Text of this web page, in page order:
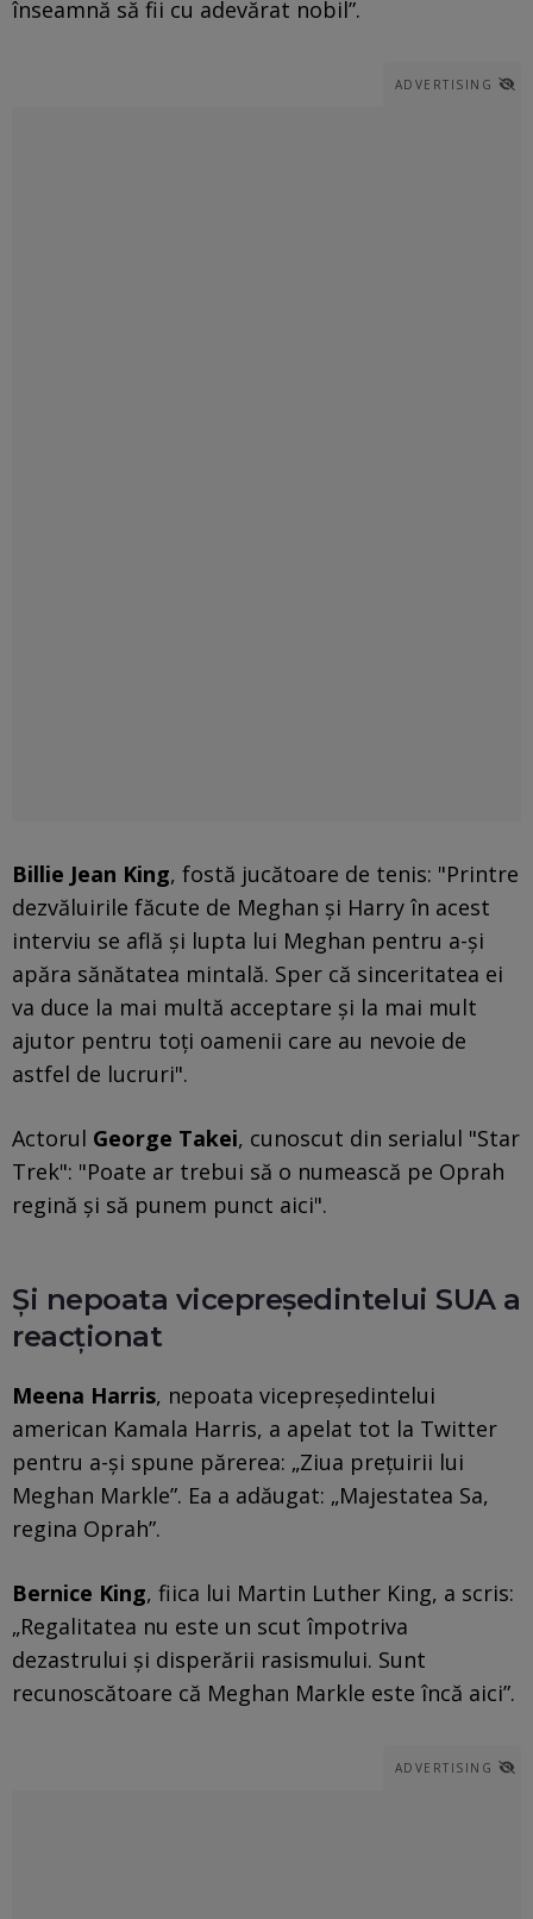
înseamnă să fii cu adevărat nobil”.
ADVERTISING
Billie Jean King, fostă jucătoare de tenis: "Printre
dezvăluirile făcute de Meghan şi Harry în acest
interviu se află şi lupta lui Meghan pentru a-şi
apăra sănătatea mintală. Sper că sinceritatea ei
va duce la mai multă acceptare şi la mai mult
ajutor pentru toţi oamenii care au nevoie de
astfel de lucruri".
Actorul George Takei, cunoscut din serialul "Star
Trek": "Poate ar trebui să o numească pe Oprah
regină şi să punem punct aici".
Și nepoata vicepreședintelui SUA a
reacționat
Meena Harris, nepoata vicepreşedintelui
american Kamala Harris, a apelat tot la Twitter
pentru a-şi spune părerea: „Ziua preţuirii lui
Meghan Markle”. Ea a adăugat: „Majestatea Sa,
regina Oprah”.
Bernice King, fiica lui Martin Luther King, a scris:
„Regalitatea nu este un scut împotriva
dezastrului şi disperării rasismului. Sunt
recunoscătoare că Meghan Markle este încă aici”.
ADVERTISING